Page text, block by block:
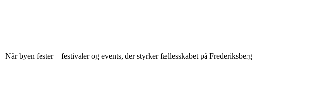
Når byen fester – festivaler og events, der styrker fællesskabet på Frederiksberg